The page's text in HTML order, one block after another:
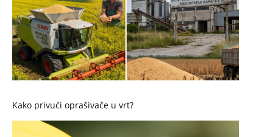
Kako privući oprašivače u vrt?